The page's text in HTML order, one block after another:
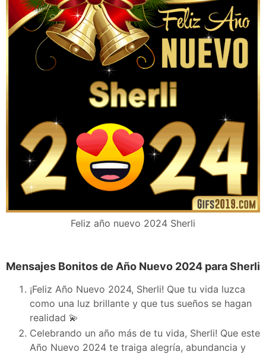
Feliz año nuevo 2024 Sherli
Mensajes Bonitos de Año Nuevo 2024 para Sherli
¡Feliz Año Nuevo 2024, Sherli! Que tu vida luzca
como una luz brillante y que tus sueños se hagan
realidad 💫
Celebrando un año más de tu vida, Sherli! Que este
Año Nuevo 2024 te traiga alegría, abundancia y